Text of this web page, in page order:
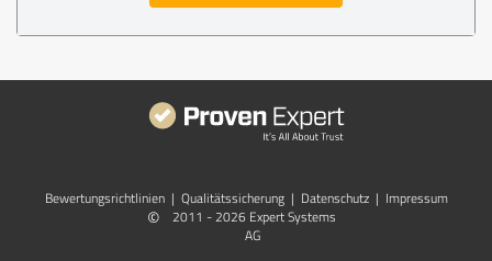
Bewertungs­richtlinien | Qualitätssicherung | Datenschutz | Impressum
©
2011 - 2026 Expert Systems
AG